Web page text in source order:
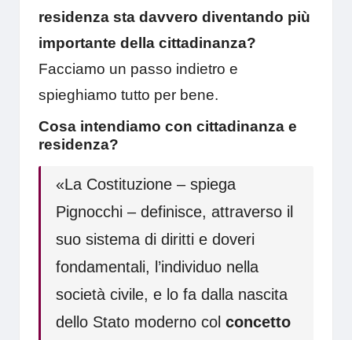
residenza sta davvero diventando più
importante della cittadinanza?
Facciamo un passo indietro e
spieghiamo tutto per bene.
Cosa intendiamo con cittadinanza e
residenza?
«La Costituzione – spiega
Pignocchi – definisce, attraverso il
suo sistema di diritti e doveri
fondamentali, l’individuo nella
società civile, e lo fa dalla nascita
dello Stato moderno colconcetto